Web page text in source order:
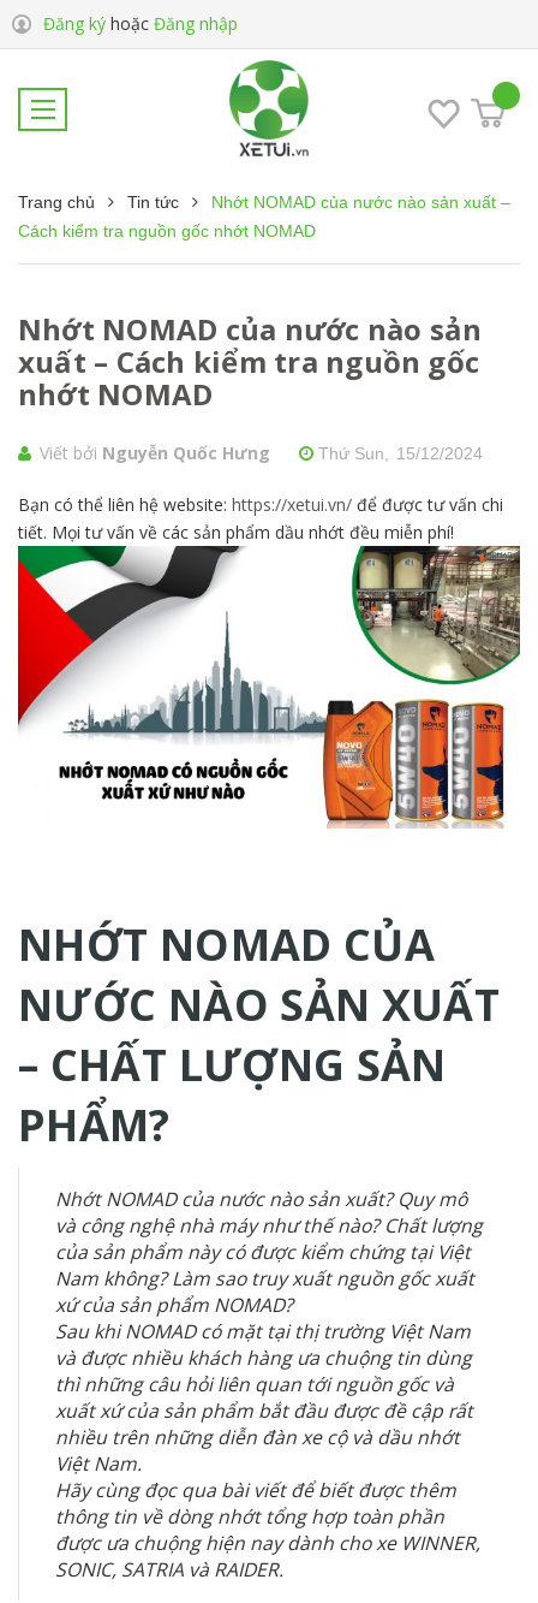
Đăng ký hoặc Đăng nhập
Trang chủ Tin tức
Nhớt NOMAD của nước nào sản xuất –
Cách kiểm tra nguồn gốc nhớt NOMAD
Nhớt NOMAD của nước nào sản
xuất – Cách kiểm tra nguồn gốc
nhớt NOMAD
Viết bởi Nguyễn Quốc Hưng Thứ Sun, 15/12/2024
Bạn có thể liên hệ website: https://xetui.vn/ để được tư vấn chi
tiết. Mọi tư vấn về các sản phẩm dầu nhớt đều miễn phí!
NHỚT NOMAD CỦA
NƯỚC NÀO SẢN XUẤT
– CHẤT LƯỢNG SẢN
PHẨM?
Nhớt NOMAD của nước nào sản xuất? Quy mô
và công nghệ nhà máy như thế nào? Chất lượng
của sản phẩm này có được kiểm chứng tại Việt
Nam không? Làm sao truy xuất nguồn gốc xuất
xứ của sản phẩm NOMAD?
Sau khi NOMAD có mặt tại thị trường Việt Nam
và được nhiều khách hàng ưa chuộng tin dùng
thì những câu hỏi liên quan tới nguồn gốc và
xuất xứ của sản phẩm bắt đầu được đề cập rất
nhiều trên những diễn đàn xe cộ và dầu nhớt
Việt Nam.
Hãy cùng đọc qua bài viết để biết được thêm
thông tin về dòng nhớt tổng hợp toàn phần
được ưa chuộng hiện nay dành cho xe WINNER,
SONIC, SATRIA và RAIDER.